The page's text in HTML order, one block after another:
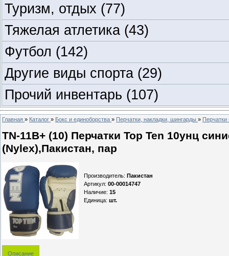
Туризм, отдых (77)
Тяжелая атлетика (43)
Футбол (142)
Другие виды спорта (29)
Прочий инвентарь (107)
Главная » Каталог » Бокс и единоборства » Перчатки, накладки, шингарды » Перчатки
TN-11В+ (10) Перчатки Top Ten 10унц
(Nylex),Пакистан, пар
Производитель: Пакистан
Артикул: 00-00014747
Наличие: 15
Единица: шт.
Описание